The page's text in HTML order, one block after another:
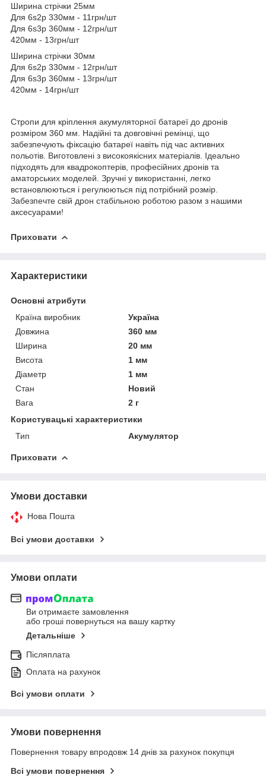
Ширина стрічки 25мм
Для 6s2p 330мм - 11грн/шт
Для 6s3p 360мм - 12грн/шт
420мм - 13грн/шт
Ширина стрічки 30мм
Для 6s2p 330мм - 12грн/шт
Для 6s3p 360мм - 13грн/шт
420мм - 14грн/шт
Стропи для кріплення акумуляторної батареї до дронів
розміром 360 мм. Надійні та довговічні ремінці, що
забезпечують фіксацію батареї навіть під час активних
польотів. Виготовлені з високоякісних матеріалів. Ідеально
підходять для квадрокоптерів, професійних дронів та
аматорських моделей. Зручні у використанні, легко
встановлюються і регулюються під потрібний розмір.
Забезпечте свій дрон стабільною роботою разом з нашими
аксесуарами!
Приховати
Характеристики
Основні атрибути
Країна виробник
Україна
Довжина
360 мм
Ширина
20 мм
Висота
1 мм
Діаметр
1 мм
Стан
Новий
Вага
2 г
Користувацькі характеристики
Тип
Акумулятор
Приховати
Умови доставки
Нова Пошта
Всі умови доставки
Умови оплати
Ви отримаєте замовлення
або гроші повернуться на вашу картку
Детальніше
Післяплата
Оплата на рахунок
Всі умови оплати
Умови повернення
Повернення товару впродовж 14 днів за рахунок покупця
Всі умови повернення